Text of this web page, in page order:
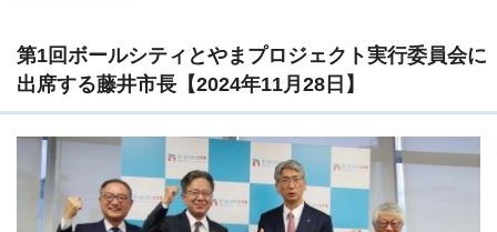
第1回ボールシティとやまプロジェクト実行委員会に
出席する藤井市長【2024年11月28日】